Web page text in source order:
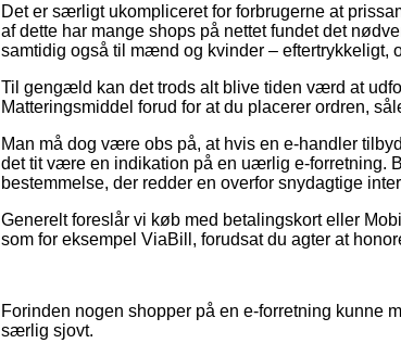
Det er særligt ukompliceret for forbrugerne at
af dette har mange shops på nettet fundet det
samtidig også til mænd og kvinder – eftertrykkeligt,
Til gengæld kan det trods alt blive tiden værd at
Matteringsmiddel forud for at du placerer ordren,
Man må dog være obs på, at hvis en e-handler
det tit være en indikation på en uærlig e-forretning.
bestemmelse, der redder en overfor snydagtige
Generelt foreslår vi køb med betalingskort eller
som for eksempel ViaBill, forudsat du agter at
Forinden nogen shopper på en e-forretning kunne
særlig sjovt.